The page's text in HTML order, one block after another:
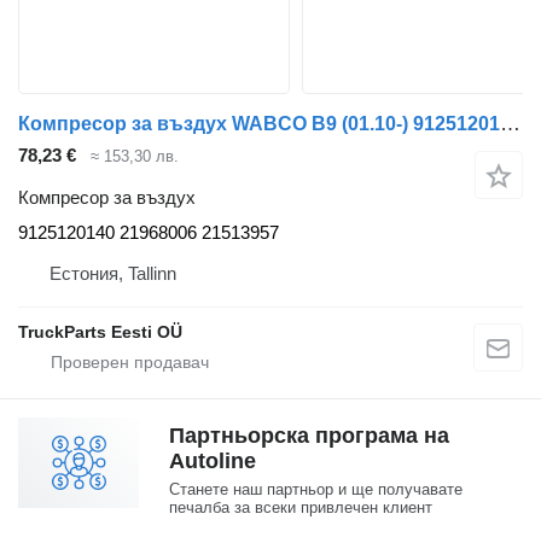
Компресор за въздух WABCO B9 (01.10-) 9125120140 за автобус Volvo B7, B8, B9, B12 bus (2005-)
78,23 € ≈ 153,30 лв.
Компресор за въздух
9125120140 21968006 21513957
Естония, Tallinn
TruckParts Eesti OÜ
Партньорска програма на
Autoline
Станете наш партньор и ще получавате
печалба за всеки привлечен клиент